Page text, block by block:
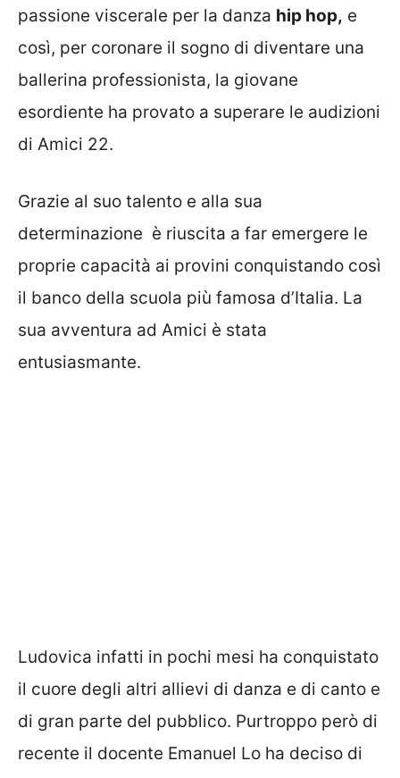
passione viscerale per la danza hip hop, e
così, per coronare il sogno di diventare una
ballerina professionista, la giovane
esordiente ha provato a superare le audizioni
di Amici 22.
Grazie al suo talento e alla sua
determinazione è riuscita a far emergere le
proprie capacità ai provini conquistando così
il banco della scuola più famosa d’Italia. La
sua avventura ad Amici è stata
entusiasmante.
Ludovica infatti in pochi mesi ha conquistato
il cuore degli altri allievi di danza e di canto e
di gran parte del pubblico. Purtroppo però di
recente il docente Emanuel Lo ha deciso di